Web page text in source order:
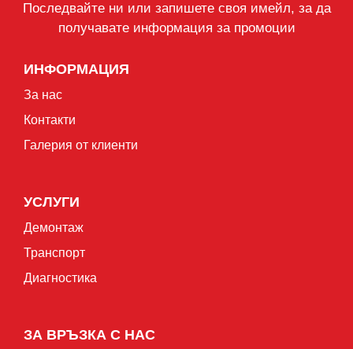
Последвайте ни или запишете своя имейл, за да
получавате информация за промоции
ИНФОРМАЦИЯ
За нас
Контакти
Галерия от клиенти
УСЛУГИ
Демонтаж
Транспорт
Диагностика
ЗА ВРЪЗКА С НАС